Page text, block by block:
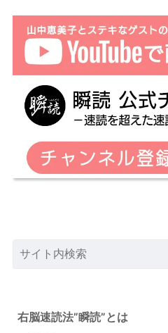
右脳速読法”瞬読”とは